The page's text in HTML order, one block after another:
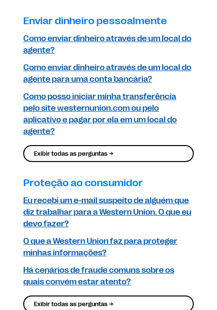
Enviar dinheiro pessoalmente
Como enviar dinheiro através de um local do
agente?
Como enviar dinheiro através de um local do
agente para uma conta bancária?
Como posso iniciar minha transferência
pelo site westernunion.com ou pelo
aplicativo e pagar por ela em um local do
agente?
Exibir todas as perguntas →
Proteção ao consumidor
Eu recebi um e-mail suspeito de alguém que
diz trabalhar para a Western Union. O que eu
devo fazer?
O que a Western Union faz para proteger
minhas informações?
Há cenários de fraude comuns sobre os
quais convém estar atento?
Exibir todas as perguntas →